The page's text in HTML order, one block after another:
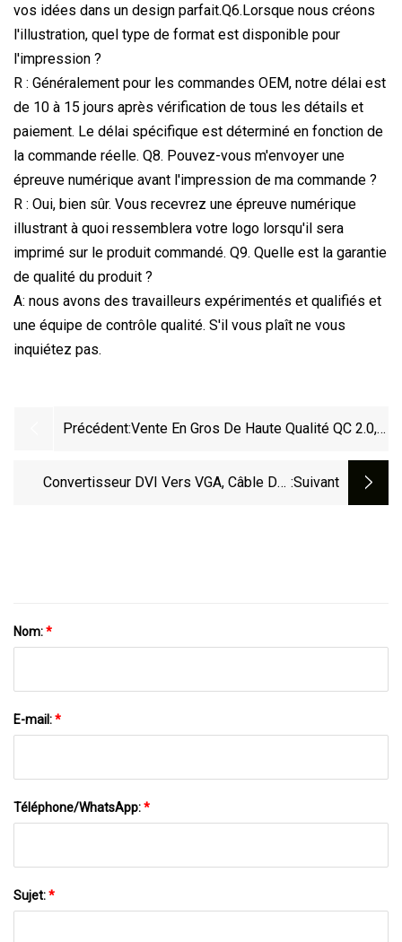
vos idées dans un design parfait.Q6.Lorsque nous créons
l'illustration, quel type de format est disponible pour
l'impression ?
R : Généralement pour les commandes OEM, notre délai est
de 10 à 15 jours après vérification de tous les détails et
paiement. Le délai spécifique est déterminé en fonction de
la commande réelle. Q8. Pouvez-vous m'envoyer une
épreuve numérique avant l'impression de ma commande ?
R : Oui, bien sûr. Vous recevrez une épreuve numérique
illustrant à quoi ressemblera votre logo lorsqu'il sera
imprimé sur le produit commandé. Q9. Quelle est la garantie
de qualité du produit ?
A: nous avons des travailleurs expérimentés et qualifiés et
une équipe de contrôle qualité. S'il vous plaît ne vous
inquiétez pas.
Précédent:Vente En Gros De Haute Qualité QC 2.0,
USB 5A Type C Chargeur De Charge
Convertisseur DVI Vers VGA, Câble DVI :suivant
Nom:*
E-mail:*
Téléphone/WhatsApp:*
Sujet:*